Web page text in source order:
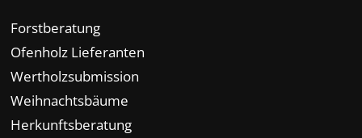
Forstberatung
Ofenholz Lieferanten
Wertholzsubmission
Weihnachtsbäume
Herkunftsberatung